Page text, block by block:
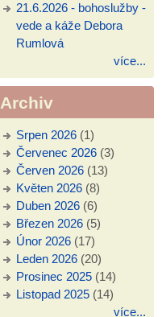
21.6.2026 - bohoslužby -
vede a káže Debora
Rumlová
více...
Archiv
Srpen 2026(1)
Červenec 2026(3)
Červen 2026(13)
Květen 2026(8)
Duben 2026(6)
Březen 2026(5)
Únor 2026(17)
Leden 2026(20)
Prosinec 2025(14)
Listopad 2025(14)
více...